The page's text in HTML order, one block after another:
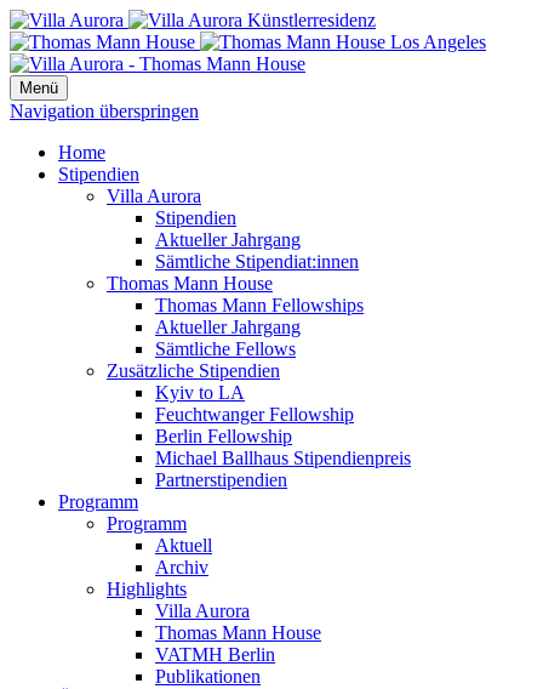
Menü
Navigation überspringen
Home
Stipendien
Villa Aurora
Stipendien
Aktueller Jahrgang
Sämtliche Stipendiat:innen
Thomas Mann House
Thomas Mann Fellowships
Aktueller Jahrgang
Sämtliche Fellows
Zusätzliche Stipendien
Kyiv to LA
Feuchtwanger Fellowship
Berlin Fellowship
Michael Ballhaus Stipendienpreis
Partnerstipendien
Programm
Programm
Aktuell
Archiv
Highlights
Villa Aurora
Thomas Mann House
VATMH Berlin
Publikationen